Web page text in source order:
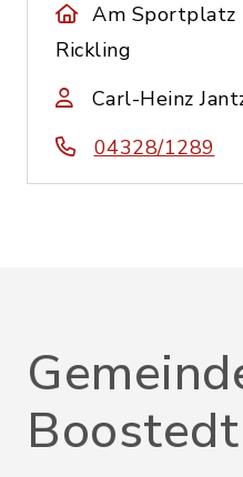
Am Sportplatz
Rickling
Carl-Heinz
04328/1289
Boostedt